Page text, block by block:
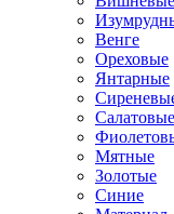
Венге
Ореховые
Янтарные
Салатовые
Мятные
Золотые
Синие